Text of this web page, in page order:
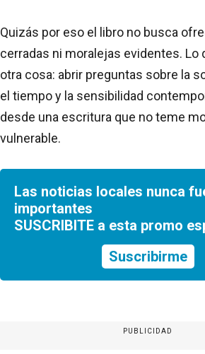
Quizás por eso el libro no busca
cerradas ni moralejas evidentes. Lo
otra cosa: abrir preguntas sobre la
el tiempo y la sensibilidad
desde una escritura que no teme
vulnerable.
Las noticias locales nunca
importantes
SUSCRIBITE a esta promo
Suscribirme
PUBLICIDAD